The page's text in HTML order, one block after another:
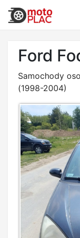
Ford
Samochody
(1998-2004)